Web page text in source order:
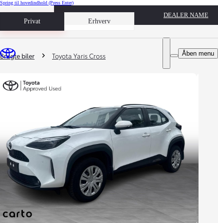
Spring til hovedindhold (Press Enter)
Privat Erhverv
Book prøvetur
DEALER NAME
Åben menu
Du er her
Brugte biler Toyota Yaris Cross